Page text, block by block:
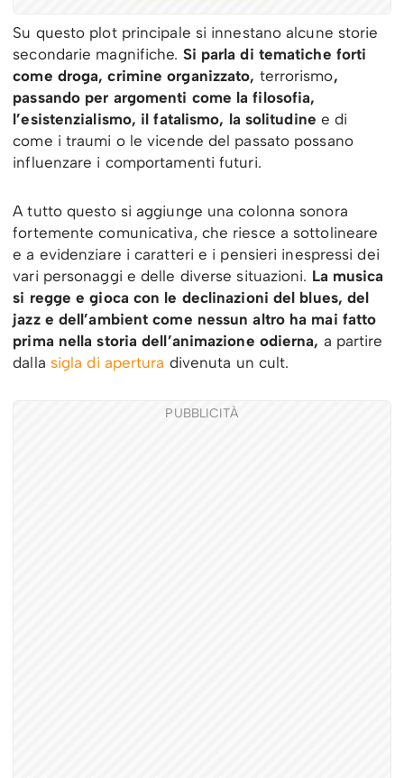
Su questo plot principale si innestano alcune storie
secondarie magnifiche. Si parla di tematiche forti
come droga, crimine organizzato, terrorismo,
passando per argomenti come la filosofia,
l’esistenzialismo, il fatalismo, la solitudine e di
come i traumi o le vicende del passato possano
influenzare i comportamenti futuri.
A tutto questo si aggiunge una colonna sonora
fortemente comunicativa, che riesce a sottolineare
e a evidenziare i caratteri e i pensieri inespressi dei
vari personaggi e delle diverse situazioni. La musica
si regge e gioca con le declinazioni del blues, del
jazz e dell’ambient come nessun altro ha mai fatto
prima nella storia dell’animazione odierna, a partire
dalla sigla di apertura divenuta un cult.
PUBBLICITÀ